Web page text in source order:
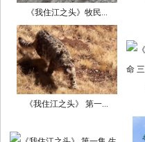
《我住江之头》牧民...
《我住江之头》 第一...